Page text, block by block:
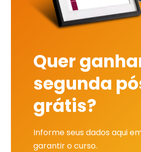
Quer
segunda
grátis?
Informe seus dados aqui
garantir o curso.